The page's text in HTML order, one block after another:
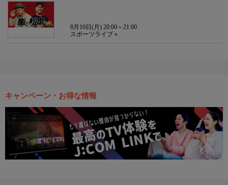
8月10日(月) 20:00～21:00
スポーツライブ＋
キャンペーン・お得な情報